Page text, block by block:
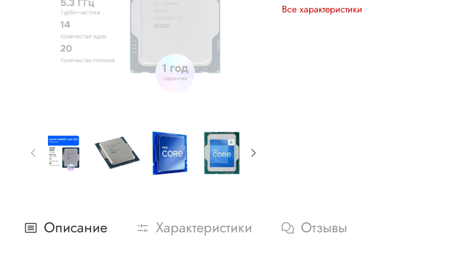
Все характеристики
Описание Характеристики Отзывы